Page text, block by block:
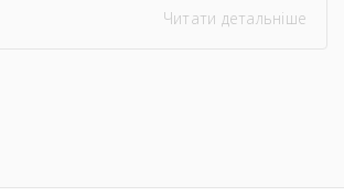
Читати детальніше